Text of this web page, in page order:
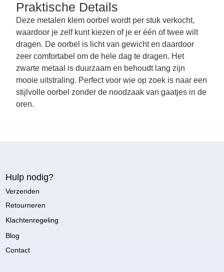
Praktische Details
Deze metalen klem oorbel wordt per stuk verkocht,
waardoor je zelf kunt kiezen of je er één of twee wilt
dragen. De oorbel is licht van gewicht en daardoor
zeer comfortabel om de hele dag te dragen. Het
zwarte metaal is duurzaam en behoudt lang zijn
mooie uitstraling. Perfect voor wie op zoek is naar een
stijlvolle oorbel zonder de noodzaak van gaatjes in de
oren.
Hulp nodig?
Verzenden
Retourneren
Klachtenregeling
Blog
Contact